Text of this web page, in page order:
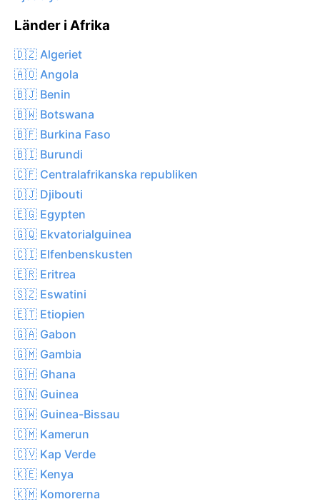
Länder i Afrika
🇩🇿 Algeriet
🇦🇴 Angola
🇧🇯 Benin
🇧🇼 Botswana
🇧🇫 Burkina Faso
🇧🇮 Burundi
🇨🇫 Centralafrikanska republiken
🇩🇯 Djibouti
🇪🇬 Egypten
🇬🇶 Ekvatorialguinea
🇨🇮 Elfenbenskusten
🇪🇷 Eritrea
🇸🇿 Eswatini
🇪🇹 Etiopien
🇬🇦 Gabon
🇬🇲 Gambia
🇬🇭 Ghana
🇬🇳 Guinea
🇬🇼 Guinea-Bissau
🇨🇲 Kamerun
🇨🇻 Kap Verde
🇰🇪 Kenya
🇰🇲 Komorerna